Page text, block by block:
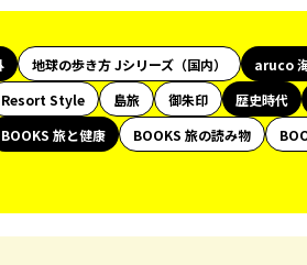
地球の歩き方 Jシリーズ（国内） aruco
Resort Style 島旅 御朱印 歴史時代
BOOKS 旅と健康 BOOKS 旅の読み物